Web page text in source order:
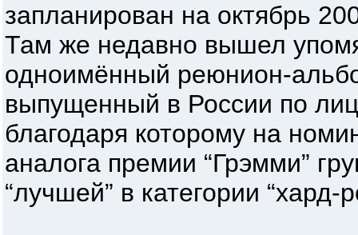
запланирован на октябрь
Там же недавно вышел
одноимённый реюнион-
выпущенный в России по
благодаря которому на
аналога премии “Грэмми”
“лучшей” в категории “хард-